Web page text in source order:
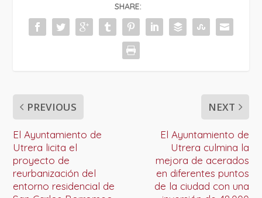
SHARE:
PREVIOUS
El Ayuntamiento de
Utrera licita el
proyecto de
reurbanización del
entorno residencial de
NEXT
El Ayuntamiento de
Utrera culmina la
mejora de acerados
en diferentes puntos
de la ciudad con una